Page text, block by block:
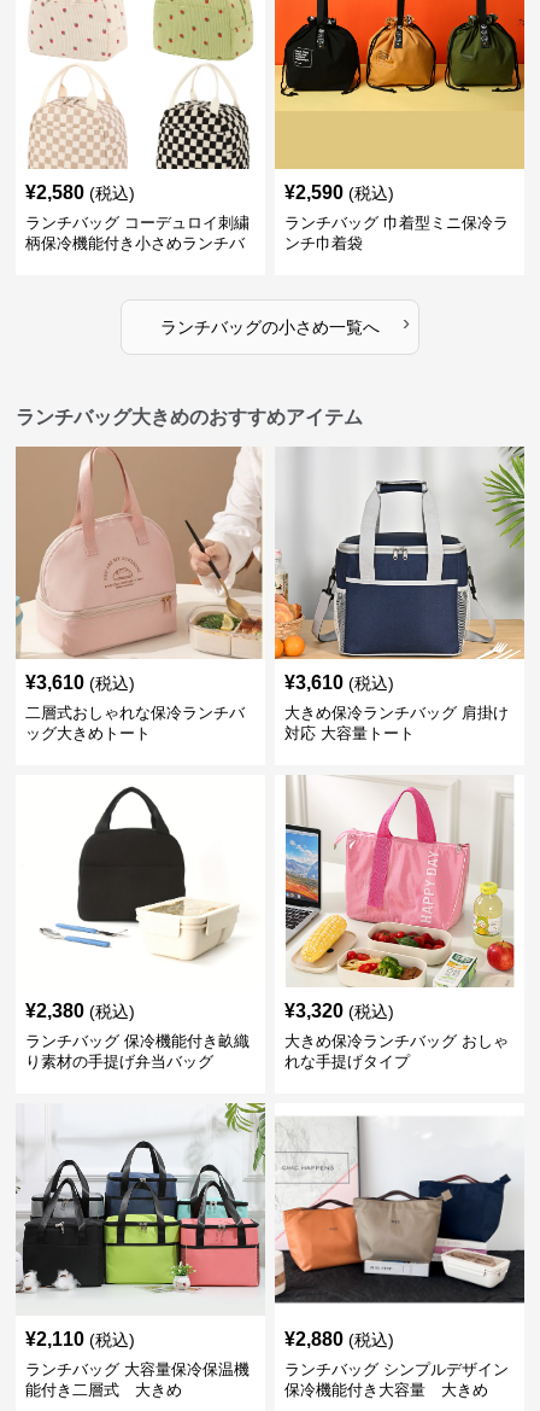
¥2,580 (税込)
ランチバッグ コーデュロイ刺繍
柄保冷機能付き小さめランチバ
¥2,590 (税込)
ランチバッグ 巾着型ミニ保冷ラ
ンチ巾着袋
ランチバッグの小さめ一覧へ ›
ランチバッグ大きめのおすすめアイテム
¥3,610 (税込)
二層式おしゃれな保冷ランチバ
ッグ大きめトート
¥3,610 (税込)
大きめ保冷ランチバッグ 肩掛け
対応 大容量トート
¥2,380 (税込)
ランチバッグ 保冷機能付き畝織
り素材の手提げ弁当バッグ
¥3,320 (税込)
大きめ保冷ランチバッグ おしゃ
れな手提げタイプ
¥2,110 (税込)
ランチバッグ 大容量保冷保温機
能付き二層式 大きめ
¥2,880 (税込)
ランチバッグ シンプルデザイン
保冷機能付き大容量 大きめ